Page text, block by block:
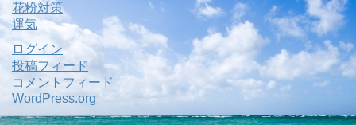
花粉対策
運気
ログイン
投稿フィード
コメントフィード
WordPress.org